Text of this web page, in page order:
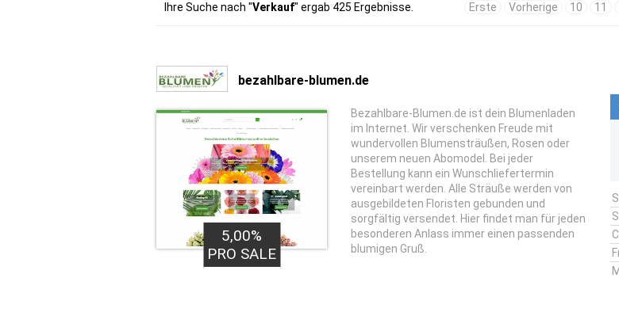
Ihre Suche nach "Verkauf" ergab 425 Ergebnisse. Erste Vorherige 10 11
bezahlbare-blumen.de
5,00%
PRO SALE
Bezahlbare-Blumen.de ist dein Blumenladen
im Internet. Wir verschenken Freude mit
wundervollen Blumensträußen, Rosen oder
unserem neuen Abomodel. Bei jeder
Bestellung kann ein Wunschliefertermin
vereinbart werden. Alle Sträuße werden von
ausgebildeten Floristen gebunden und
sorgfältig versendet. Hier findet man für jeden
besonderen Anlass immer einen passenden
blumigen Gruß.